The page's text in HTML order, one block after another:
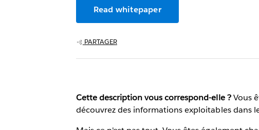
Read whitepaper
PARTAGER
Cette description vous correspond-elle ?Vous
découvrez des informations exploitables dans